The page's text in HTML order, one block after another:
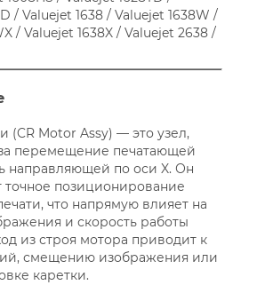
/ Valuejet 1638 / Valuejet 1638W /
/ Valuejet 1638X / Valuejet 2638 /
(CR Motor Assy) — это узел,
перемещение печатающей
направляющей по оси X. Он
точное позиционирование
что напрямую влияет на
и скорость работы
из строя мотора приводит к
смещению изображения или
каретки.